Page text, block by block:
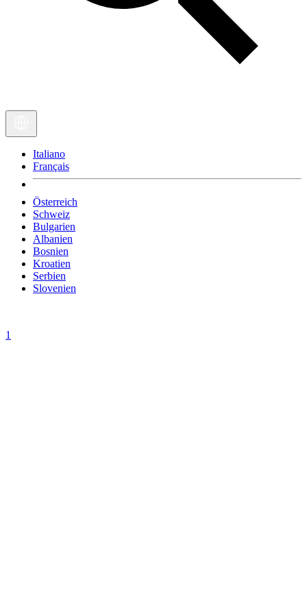
Italiano
Français
Österreich
Schweiz
Bulgarien
Albanien
Bosnien
Kroatien
Serbien
Slovenien
1